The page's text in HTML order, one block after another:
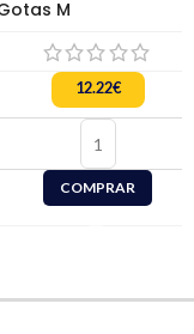
M
12.22€
COMPRAR